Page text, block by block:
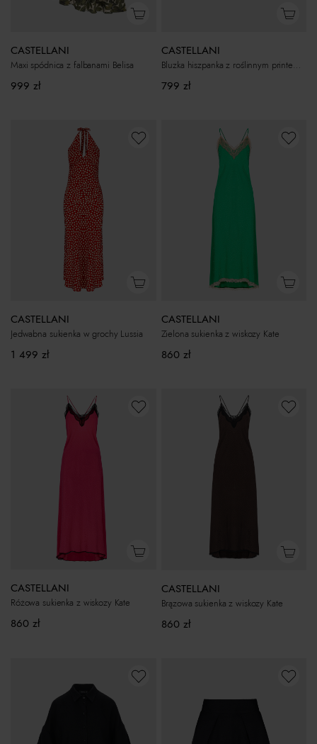
CASTELLANI
Maxi spódnica z falbanami Belisa
999 zł
CASTELLANI
Bluzka hiszpanka z roślinnym printem Belisa
799 zł
CASTELLANI
Jedwabna sukienka w grochy Lussia
1 499 zł
CASTELLANI
Zielona sukienka z wiskozy Kate
860 zł
CASTELLANI
Różowa sukienka z wiskozy Kate
860 zł
CASTELLANI
Brązowa sukienka z wiskozy Kate
860 zł